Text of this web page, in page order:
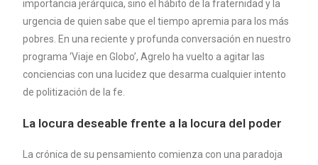
importancia jerárquica, sino el hábito de la fraternidad y la
urgencia de quien sabe que el tiempo apremia para los más
pobres. En una reciente y profunda conversación en nuestro
programa ‘Viaje en Globo’, Agrelo ha vuelto a agitar las
conciencias con una lucidez que desarma cualquier intento
de politización de la fe.
La locura deseable frente a la locura del poder
La crónica de su pensamiento comienza con una paradoja